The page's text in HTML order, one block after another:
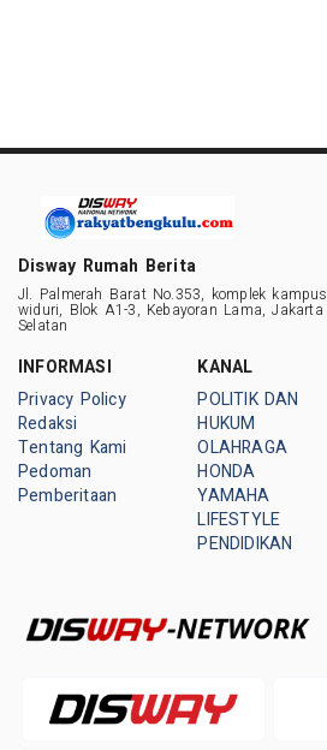
Disway Rumah Berita
Jl. Palmerah Barat No.353, komplek kampus
widuri, Blok A1-3, Kebayoran Lama, Jakarta
Selatan
INFORMASI
Privacy Policy
Redaksi
Tentang Kami
Pedoman
Pemberitaan
KANAL
POLITIK DAN
HUKUM
OLAHRAGA
HONDA
YAMAHA
LIFESTYLE
PENDIDIKAN